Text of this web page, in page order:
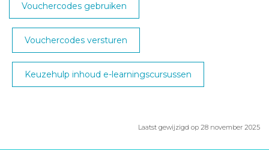
Vouchercodes gebruiken
Vouchercodes versturen
Keuzehulp inhoud e-learningscursussen
Laatst gewijzigd op 28 november 2025